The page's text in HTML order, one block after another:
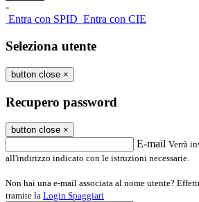
-
Entra con SPID Entra con CIE
Seleziona utente
button close ×
Recupero password
button close ×
E-mail Verrà
all'indirizzo indicato con le istruzioni necessarie.
Non hai una e-mail associata al nome utente?
tramite la Login Spaggiari